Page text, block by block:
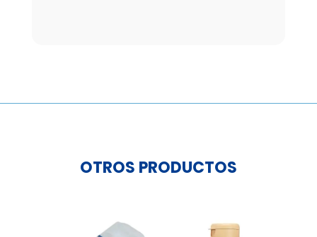
OTROS PRODUCTOS